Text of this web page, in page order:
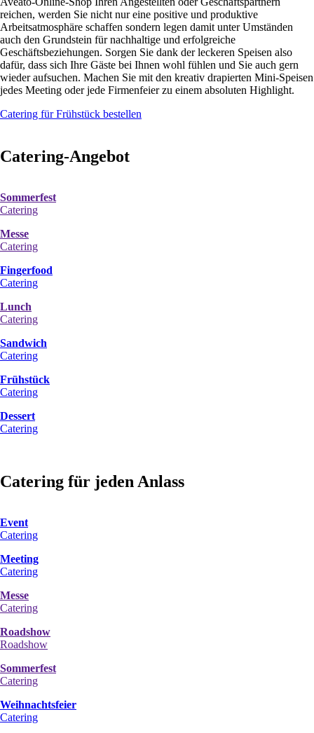
reichen, werden Sie nicht nur eine positive und produktive
Arbeitsatmosphäre schaffen sondern legen damit unter Umständen
auch den Grundstein für nachhaltige und erfolgreiche
Geschäftsbeziehungen. Sorgen Sie dank der leckeren Speisen also
dafür, dass sich Ihre Gäste bei Ihnen wohl fühlen und Sie auch gern
wieder aufsuchen. Machen Sie mit den kreativ drapierten Mini-Speisen
jedes Meeting oder jede Firmenfeier zu einem absoluten Highlight.
Catering für Frühstück bestellen
Catering-Angebot
Sommerfest
Catering
Messe
Catering
Fingerfood
Catering
Lunch
Catering
Sandwich
Catering
Frühstück
Catering
Dessert
Catering
Catering für jeden Anlass
Event
Catering
Meeting
Catering
Messe
Catering
Roadshow
Roadshow
Sommerfest
Catering
Weihnachtsfeier
Catering